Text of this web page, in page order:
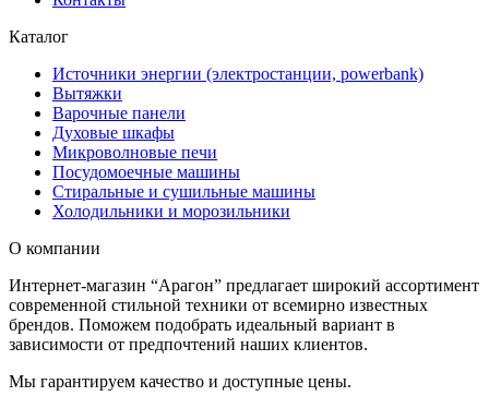
Каталог
Источники энергии (электростанции, powerbank)
Вытяжки
Варочные панели
Духовые шкафы
Микроволновые печи
Посудомоечные машины
Стиральные и сушильные машины
Холодильники и морозильники
О компании
Интернет-магазин “Арагон” предлагает широкий ассортимент
современной стильной техники от всемирно известных
брендов. Поможем подобрать идеальный вариант в
зависимости от предпочтений наших клиентов.
Мы гарантируем качество и доступные цены.